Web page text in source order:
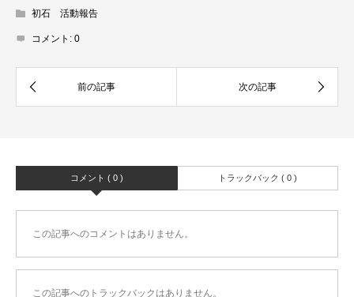
初石 活動報告
コメント: 0
コメント ( 0 ) トラックバック ( 0 )
この記事へのコメントはありません。
この記事へのトラックバックはありません。